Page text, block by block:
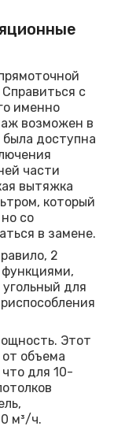
с
именно
возможен в
доступна
части
вытяжка
который
со
в замене.
2
для
Этот
объема
для 10-
м³/ч.